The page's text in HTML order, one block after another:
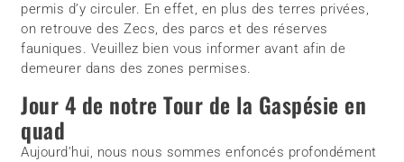
permis d’y circuler. En effet, en plus des terres privées,
on retrouve des Zecs, des parcs et des réserves
fauniques. Veuillez bien vous informer avant afin de
demeurer dans des zones permises.
Jour 4 de notre Tour de la Gaspésie en
quad
Aujourd’hui, nous nous sommes enfoncés profondément